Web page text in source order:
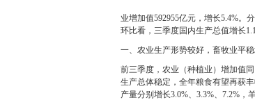
业增加值592955亿元，增长5.4%。
环比看，三季度国内生产总值增长
一、农业生产形势较好，畜牧业平
前三季度，农业（种植业）增加值
生产总体稳定，全年粮食有望再获
产量分别增长3.0%、3.3%、7.2%，